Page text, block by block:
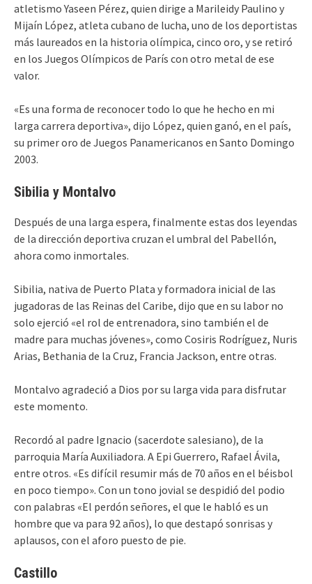
atletismo Yaseen Pérez, quien dirige a Marileidy Paulino y
Mijaín López, atleta cubano de lucha, uno de los deportistas
más laureados en la historia olímpica, cinco oro, y se retiró
en los Juegos Olímpicos de París con otro metal de ese
valor.
«Es una forma de reconocer todo lo que he hecho en mi
larga carrera deportiva», dijo López, quien ganó, en el país,
su primer oro de Juegos Panamericanos en Santo Domingo
2003.
Sibilia y Montalvo
Después de una larga espera, finalmente estas dos leyendas
de la dirección deportiva cruzan el umbral del Pabellón,
ahora como inmortales.
Sibilia, nativa de Puerto Plata y formadora inicial de las
jugadoras de las Reinas del Caribe, dijo que en su labor no
solo ejerció «el rol de entrenadora, sino también el de
madre para muchas jóvenes», como Cosiris Rodríguez, Nuris
Arias, Bethania de la Cruz, Francia Jackson, entre otras.
Montalvo agradeció a Dios por su larga vida para disfrutar
este momento.
Recordó al padre Ignacio (sacerdote salesiano), de la
parroquia María Auxiliadora. A Epi Guerrero, Rafael Ávila,
entre otros. «Es difícil resumir más de 70 años en el béisbol
en poco tiempo». Con un tono jovial se despidió del podio
con palabras «El perdón señores, el que le habló es un
hombre que va para 92 años), lo que destapó sonrisas y
aplausos, con el aforo puesto de pie.
Castillo